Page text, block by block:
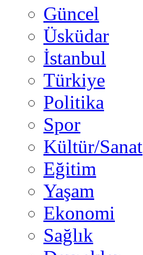
Güncel
Üsküdar
İstanbul
Türkiye
Politika
Spor
Kültür/Sanat
Eğitim
Yaşam
Ekonomi
Sağlık